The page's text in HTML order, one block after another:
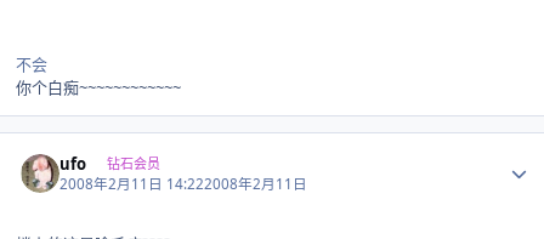
不会
你个白痴~~~~~~~~~~~~
ufo 钻石会员
2008年2月11日 14:222008年2月11日